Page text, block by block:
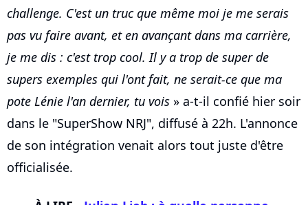
challenge. C'est un truc que même moi je me serais
pas vu faire avant, et en avançant dans ma carrière,
je me dis : c'est trop cool. Il y a trop de super de
supers exemples qui l'ont fait, ne serait-ce que ma
pote Lénie l'an dernier, tu vois » a-t-il confié hier soir
dans le "SuperShow NRJ", diffusé à 22h. L'annonce
de son intégration venait alors tout juste d'être
officialisée.